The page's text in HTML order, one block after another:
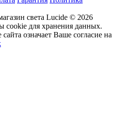
света Lucide © 2026
cookie для хранения данных.
означает Ваше согласие на